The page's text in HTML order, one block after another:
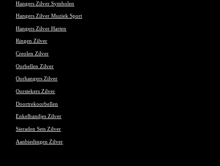
Hangers Zilver Symbolen
Hangers Zilver Muziek Sport
Hangers Zilver Harten
Ringen Zilver
Creolen Zilver
Oorbellen Zilver
Oorhangers Zilver
Oorstekers Zilver
Doortrekoorbellen
Enkelbandjes Zilver
Sieraden Sets Zilver
Aanbiedingen Zilver